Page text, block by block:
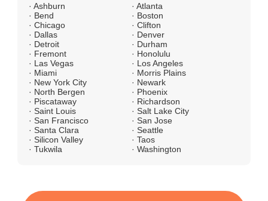
· Ashburn
· Atlanta
· Bend
· Boston
· Chicago
· Clifton
· Dallas
· Denver
· Detroit
· Durham
· Fremont
· Honolulu
· Las Vegas
· Los Angeles
· Miami
· Morris Plains
· New York City
· Newark
· North Bergen
· Phoenix
· Piscataway
· Richardson
· Saint Louis
· Salt Lake City
· San Francisco
· San Jose
· Santa Clara
· Seattle
· Silicon Valley
· Taos
· Tukwila
· Washington